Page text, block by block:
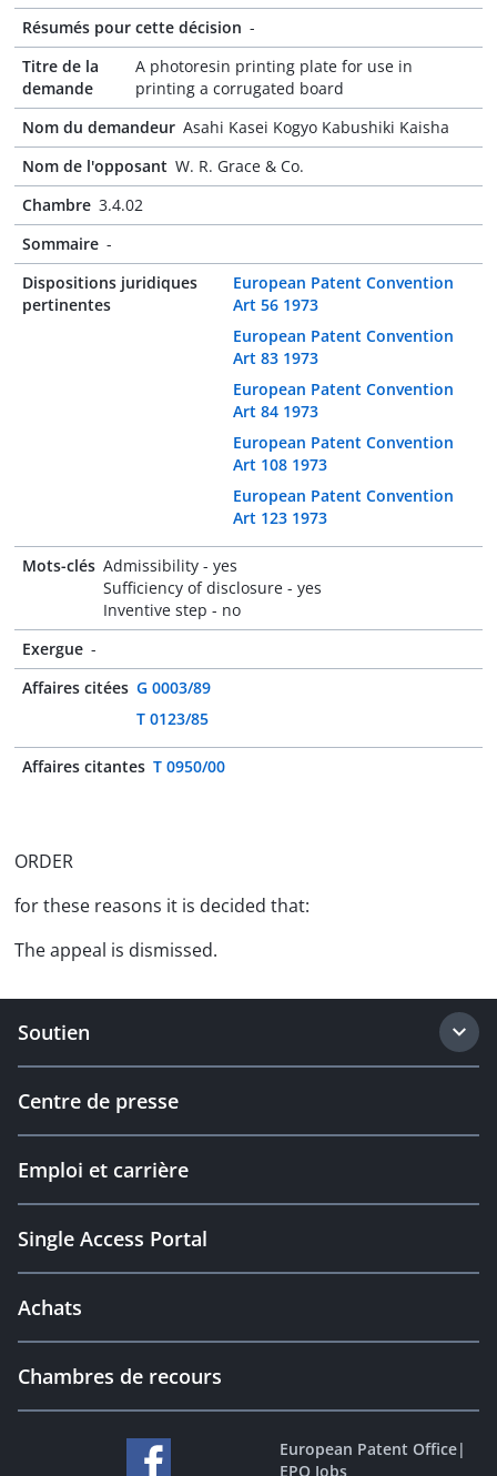
Résumés pour cette décision -
Titre de la
demande
A photoresin printing plate for use in
printing a corrugated board
Nom du demandeur Asahi Kasei Kogyo Kabushiki Kaisha
Nom de l'opposant W. R. Grace & Co.
Chambre 3.4.02
Sommaire -
Dispositions juridiques
pertinentes
European Patent Convention
Art 56 1973
European Patent Convention
Art 83 1973
European Patent Convention
Art 84 1973
European Patent Convention
Art 108 1973
European Patent Convention
Art 123 1973
Mots-clés Admissibility - yes
Sufficiency of disclosure - yes
Inventive step - no
Exergue -
Affaires citées G 0003/89
T 0123/85
Affaires citantes T 0950/00
ORDER
for these reasons it is decided that:
The appeal is dismissed.
Soutien
Centre de presse
Emploi et carrière
Single Access Portal
Achats
Chambres de recours
European Patent Office|
EPO Jobs